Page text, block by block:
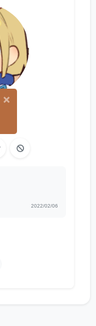
2022/02/06
×